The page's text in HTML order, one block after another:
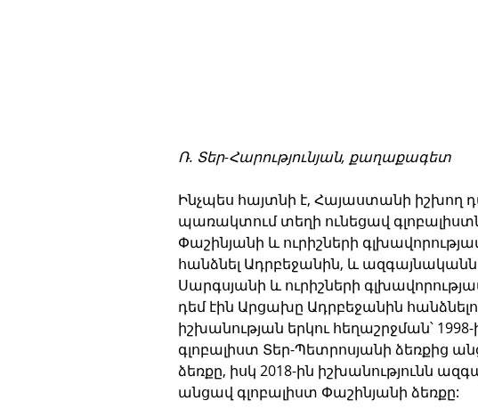
Ռ. Տեր-Հարությունյան, քաղաքագետ
Ինչպես հայտնի է, Հայաստանի
պառակտում տեղի ունեցավ
Փաշինյանի և ուրիշների
հանձնել Ադրբեջանին, և
Սարգսյանի և ուրիշների
դեմ էին Արցախը Ադրբեջանին
իշխանության երկու հեղաշրջման՝ 1998-
գլոբալիստ Տեր-Պետրոսյանի ձեռքից
ձեռքը, իսկ 2018-ին իշխանությունն
անցավ գլոբալիստ Փաշինյանի ձեռքը: